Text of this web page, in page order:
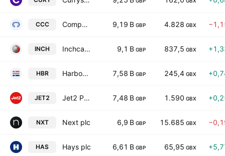
CCC Computacenter Plc 9,19 B GBP 4.828 GBX
INCH Inchcape plc 9,1 B GBP 837,5 GBX
HBR Harbour Energy Plc 7,58 B GBP 245,4 GBX
JET2 Jet2 PLC 7,48 B GBP 1.590 GBX
NXT Next plc 6,9 B GBP 15.685 GBX
HAS Hays plc 6,61 B GBP 65,95 GBX